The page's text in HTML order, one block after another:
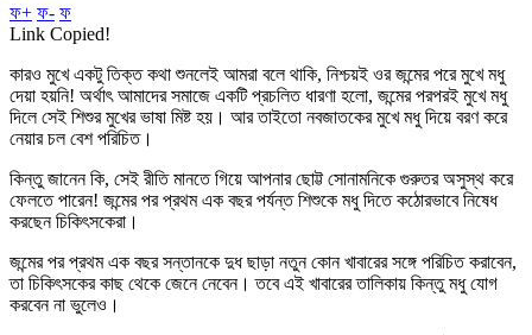
ফ+ ফ- ফ
Link Copied!
কারও মুখে একটু তিক্ত কথা শুনলেই আমরা বলে থাকি, নিশ্চয়ই ওর জন্মের পরে মুখে মধু
দেয়া হয়নি! অর্থাৎ আমাদের সমাজে একটি প্রচলিত ধারণা হলো, জন্মের পরপরই মুখে মধু
দিলে সেই শিশুর মুখের ভাষা মিষ্ট হয়। আর তাইতো নবজাতকের মুখে মধু দিয়ে বরণ করে
নেয়ার চল বেশ পরিচিত।
কিন্তু জানেন কি, সেই রীতি মানতে গিয়ে আপনার ছোট্ট সোনামনিকে গুরুতর অসুস্থ করে
ফেলতে পারেন! জন্মের পর প্রথম এক বছর পর্যন্ত শিশুকে মধু দিতে কঠোরভাবে নিষেধ
করছেন চিকিৎসকেরা।
জন্মের পর প্রথম এক বছর সন্তানকে দুধ ছাড়া নতুন কোন খাবারের সঙ্গে পরিচিত করাবেন,
তা চিকিৎসকের কাছ থেকে জেনে নেবেন। তবে এই খাবারের তালিকায় কিন্তু মধু যোগ
করবেন না ভুলেও।